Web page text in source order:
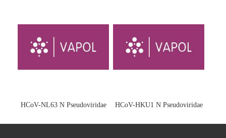
HCoV-NL63 N Pseudoviridae HCoV-HKU1 N Pseudoviridae